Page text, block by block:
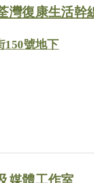
灣復康生活幹
150號地下
媒體工作室